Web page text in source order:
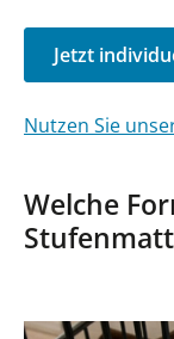
Jetzt
Nutzen Sie
Welche